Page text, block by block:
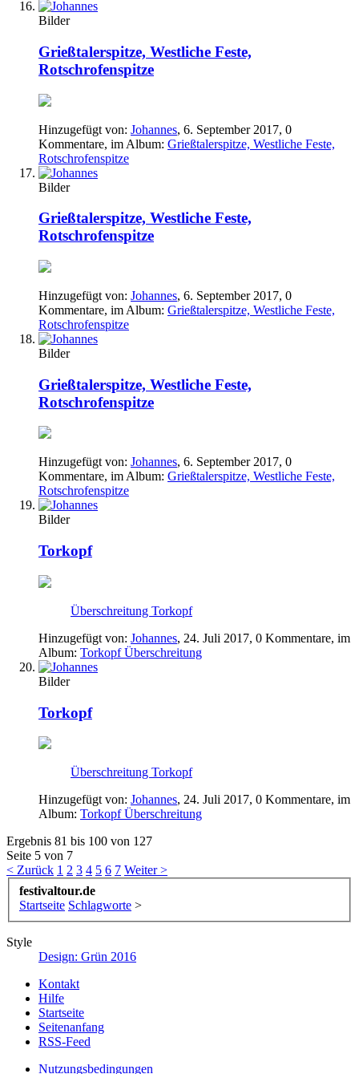
Bilder
Grießtalerspitze, Westliche Feste,
Rotschrofenspitze
Hinzugefügt von: Johannes, 6. September 2017, 0
Kommentare, im Album: Grießtalerspitze, Westliche Feste,
Rotschrofenspitze
Bilder
Grießtalerspitze, Westliche Feste,
Rotschrofenspitze
Hinzugefügt von: Johannes, 6. September 2017, 0
Kommentare, im Album: Grießtalerspitze, Westliche Feste,
Rotschrofenspitze
Bilder
Grießtalerspitze, Westliche Feste,
Rotschrofenspitze
Hinzugefügt von: Johannes, 6. September 2017, 0
Kommentare, im Album: Grießtalerspitze, Westliche Feste,
Rotschrofenspitze
Bilder
Torkopf
Überschreitung Torkopf
Hinzugefügt von: Johannes, 24. Juli 2017, 0 Kommentare, im
Album: Torkopf Überschreitung
Bilder
Torkopf
Überschreitung Torkopf
Hinzugefügt von: Johannes, 24. Juli 2017, 0 Kommentare, im
Album: Torkopf Überschreitung
Ergebnis 81 bis 100 von 127
Seite 5 von 7
< Zurück 1 2 3 4 5 6 7 Weiter >
festivaltour.de
Startseite Schlagworte >
Style
Design: Grün 2016
Kontakt
Hilfe
Startseite
Seitenanfang
RSS-Feed
Nutzungsbedingungen